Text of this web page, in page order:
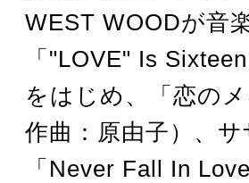
WEST WOODが音
「"LOVE" Is
をはじめ、「恋の
作曲：原由子）、
「Never Fall In